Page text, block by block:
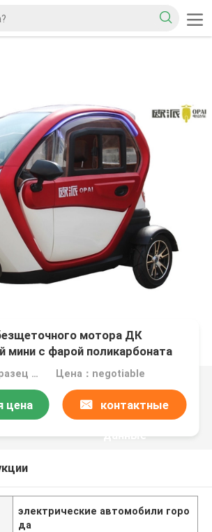
мотора ДК
мини с фарой поликарбоната
MOQ：Один образец радушен Цена：negotiable
цена контактные
данные
электрические автомобили горо
да